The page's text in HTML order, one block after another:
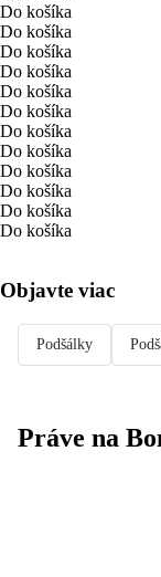
Do košíka
Do košíka
Do košíka
Do košíka
Do košíka
Do košíka
Do košíka
Do košíka
Do košíka
Do košíka
Do košíka
Do košíka
Objavte viac
Podšálky
Práve na